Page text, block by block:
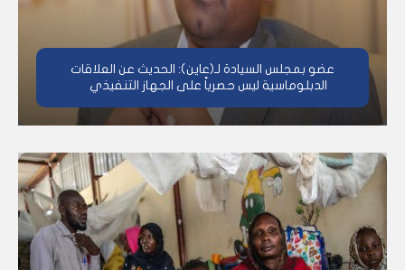
عضو بمجلس السيادة لـ(عاين): الحديث عن العلاقات
الدبلوماسية ليس حصرياً على الجهاز التنفيذي